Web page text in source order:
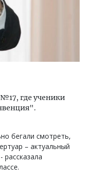
№17, где ученики
бегали смотреть,
– актуальный
Смелость архитектурных
Генеральный директор
ЗИАС — об эстетике
трендах в фасадах и
СТРОИТЕЛЬСТВО